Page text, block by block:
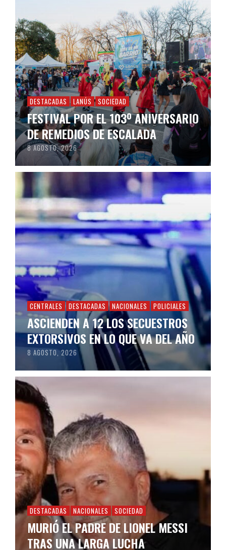
DESTACADAS LANÚS SOCIEDAD
FESTIVAL POR EL 103º ANIVERSARIO
DE REMEDIOS DE ESCALADA
8 AGOSTO, 2026
CENTRALES DESTACADAS NACIONALES POLICIALES
ASCIENDEN A 12 LOS SECUESTROS
EXTORSIVOS EN LO QUE VA DEL AÑO
8 AGOSTO, 2026
DESTACADAS NACIONALES SOCIEDAD
MURIÓ EL PADRE DE LIONEL MESSI
TRAS UNA LARGA LUCHA